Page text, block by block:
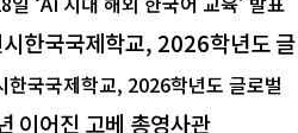
한국국제학교, 2026학년도 글
이어진 고베 총영사관